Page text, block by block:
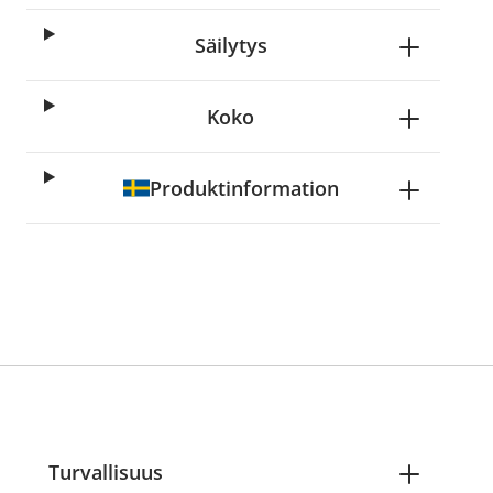
Säilytys
Koko
Produktinformation
Turvallisuus